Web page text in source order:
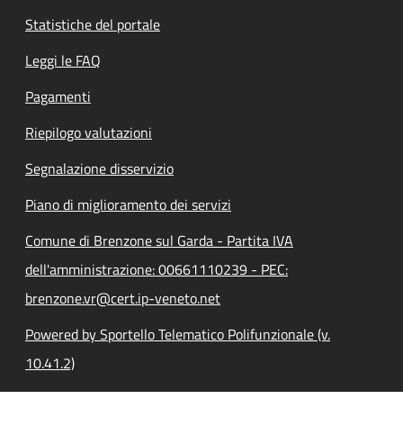
Statistiche del portale
Leggi le FAQ
Pagamenti
Riepilogo valutazioni
Segnalazione disservizio
Piano di miglioramento dei servizi
Comune di Brenzone sul Garda - Partita IVA
dell'amministrazione: 00661110239 - PEC:
brenzone.vr@cert.ip-veneto.net
Powered by Sportello Telematico Polifunzionale (v.
10.41.2)